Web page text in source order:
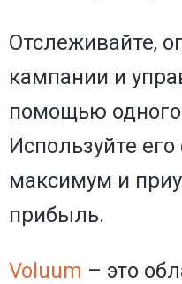
Отслеживайте,
кампании и
помощью одного
Используйте
максимум и
прибыль.
Voluum – это